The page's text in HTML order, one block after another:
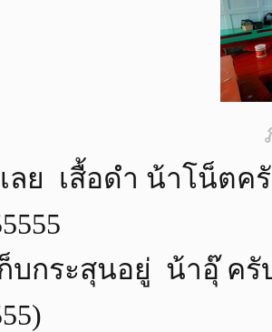
ลย เสื้อดำ น้าโน็ตค
บกระสุนอยู่ น้าอุ๊ ค